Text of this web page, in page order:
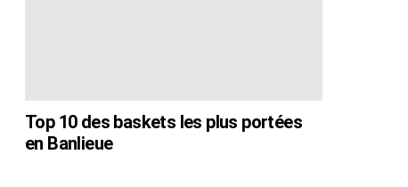
Top 10 des baskets les plus portées
en Banlieue